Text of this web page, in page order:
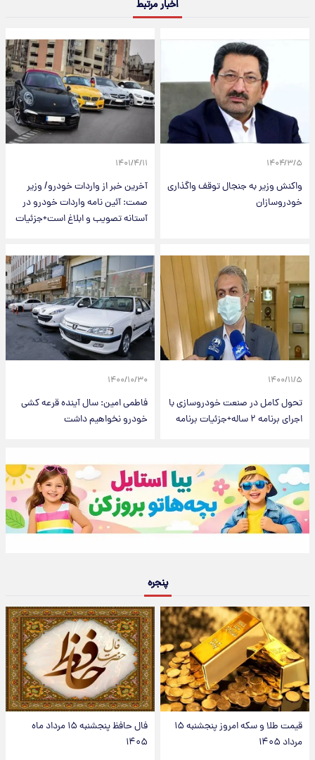
اخبار مرتبط
۱۴۰۴/۳/۵
واکنش وزیر به جنجال توقف واگذاری
خودروسازان
۱۴۰۱/۴/۱۱
آخرین خبر از واردات خودرو/ وزیر
صمت: آئین نامه واردات خودرو در
آستانه تصویب و ابلاغ است+جزئیات
۱۴۰۰/۱۱/۵
تحول کامل در صنعت خودروسازی با
اجرای برنامه ۲ ساله+جزئیات برنامه
۱۴۰۰/۱۰/۳۰
فاطمی امین: سال آینده قرعه کشی
خودرو نخواهیم داشت
پنجره
قیمت طلا و سکه امروز پنجشنبه ۱۵
مرداد ۱۴۰۵
فال حافظ پنجشنبه ۱۵ مرداد ماه
۱۴۰۵